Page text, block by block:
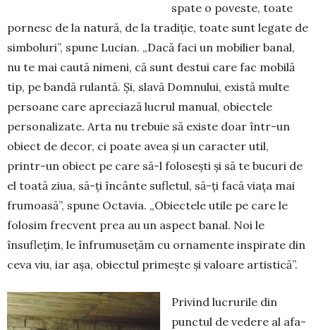
spate o poveste, toate
pornesc de la natură, de la tradiție, toate sunt legate de
simboluri”, spune Lucian. „Dacă faci un mobilier banal,
nu te mai caută nimeni, că sunt destui care fac mobilă
tip, pe bandă rulantă. Și, slavă Dom­nului, există multe
persoane care apreciază lucrul manual, obiectele
personalizate. Arta nu trebuie să existe doar într-un
obiect de decor, ci poate avea și un caracter util,
printr-un obiect pe care să-l folosești și să te bucuri de
el toată ziua, să-ți încânte sufletul, să-ți facă viața mai
frumoasă”, spune Octavia. „Obiectele utile pe care le
folosim frecvent prea au un aspect banal. Noi le
însuflețim, le înfrumusețăm cu ornamente inspirate din
ceva viu, iar așa, obiectul primește și valoare artistică”.
Privind lucrurile din
punctul de vedere al afa­